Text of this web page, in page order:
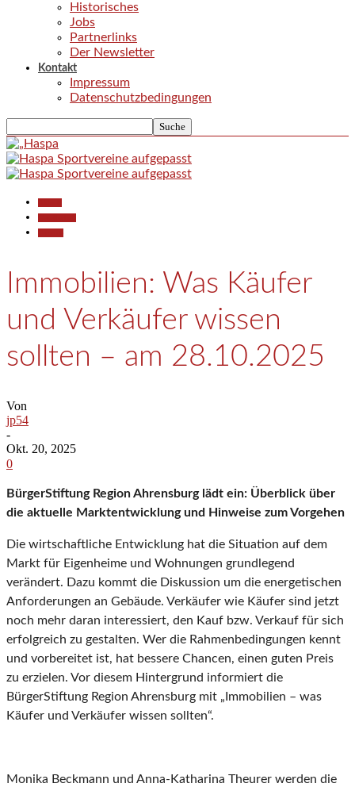
Historisches
Jobs
Partnerlinks
Der Newsletter
Kontakt
Impressum
Datenschutzbedingungen
Immobilien: Was Käufer
und Verkäufer wissen
sollten – am 28.10.2025
Von
jp54
-
Okt. 20, 2025
0
BürgerStiftung Region Ahrensburg lädt ein: Überblick über
die aktuelle Marktentwicklung und Hinweise zum Vorgehen
Die wirtschaftliche Entwicklung hat die Situation auf dem
Markt für Eigenheime und Wohnungen grundlegend
verändert. Dazu kommt die Diskussion um die energetischen
Anforderungen an Gebäude. Verkäufer wie Käufer sind jetzt
noch mehr daran interessiert, den Kauf bzw. Verkauf für sich
erfolgreich zu gestalten. Wer die Rahmenbedingungen kennt
und vorbereitet ist, hat bessere Chancen, einen guten Preis
zu erzielen. Vor diesem Hintergrund informiert die
BürgerStiftung Region Ahrensburg mit „Immobilien – was
Käufer und Verkäufer wissen sollten“.
Monika Beckmann und Anna-Katharina Theurer werden die